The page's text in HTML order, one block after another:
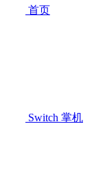
首页
Switch 掌机